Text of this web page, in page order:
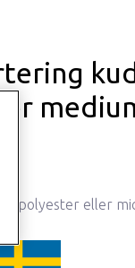
polyester eller